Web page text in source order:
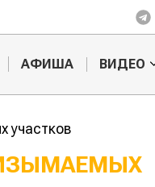
АФИША ВИДЕО
участков